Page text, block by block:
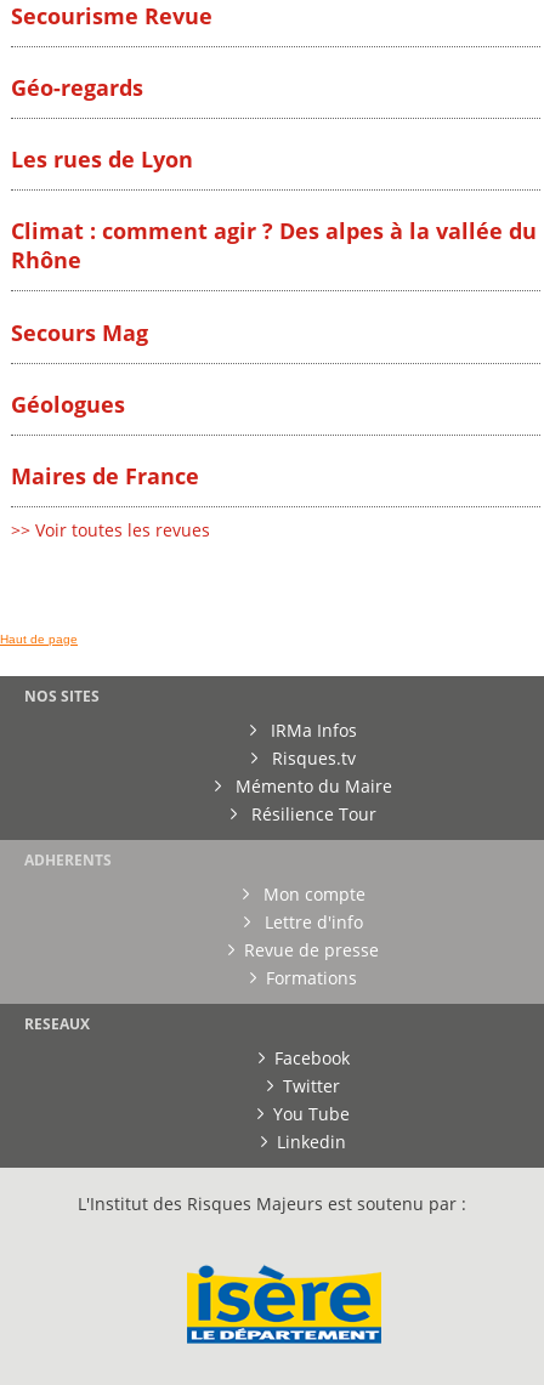
Secourisme Revue
Géo-regards
Les rues de Lyon
Climat : comment agir ? Des alpes à la vallée du
Rhône
Secours Mag
Géologues
Maires de France
>> Voir toutes les revues
Haut de page
NOS SITES
IRMa Infos
Risques.tv
Mémento du Maire
Résilience Tour
ADHERENTS
Mon compte
Lettre d'info
Revue de presse
Formations
RESEAUX
Facebook
Twitter
You Tube
Linkedin
L'Institut des Risques Majeurs est soutenu par :